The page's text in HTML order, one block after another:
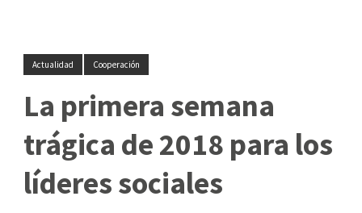
Actualidad Cooperación
La primera semana
trágica de 2018 para los
líderes sociales